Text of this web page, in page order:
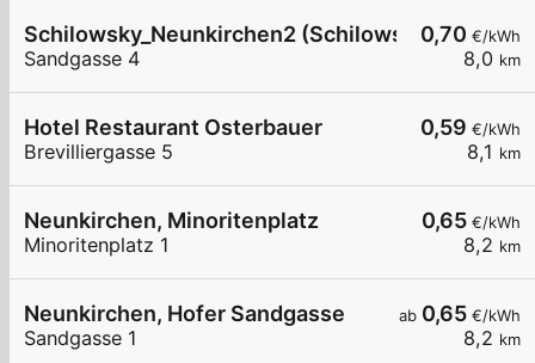
0,70 €/kWh
8,0 km
Schilowsky_Neunkirchen2 (Schilowsky
Sandgasse 4
0,59 €/kWh
8,1 km
Hotel Restaurant Osterbauer
Brevilliergasse 5
0,65 €/kWh
8,2 km
Neunkirchen, Minoritenplatz
Minoritenplatz 1
ab 0,65 €/kWh
8,2 km
Neunkirchen, Hofer Sandgasse
Sandgasse 1